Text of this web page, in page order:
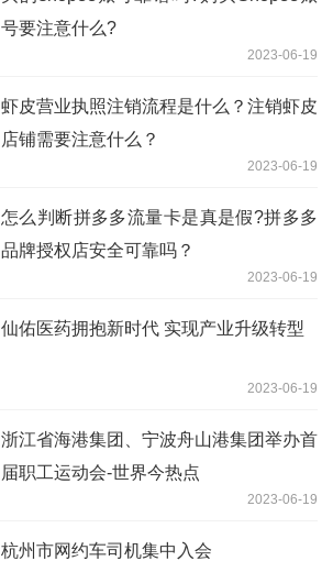
号要注意什么?
2023-06-19
虾皮营业执照注销流程是什么？注销虾皮
店铺需要注意什么？
2023-06-19
怎么判断拼多多流量卡是真是假?拼多多
品牌授权店安全可靠吗？
2023-06-19
仙佑医药拥抱新时代 实现产业升级转型
2023-06-19
浙江省海港集团、宁波舟山港集团举办首
届职工运动会-世界今热点
2023-06-19
杭州市网约车司机集中入会